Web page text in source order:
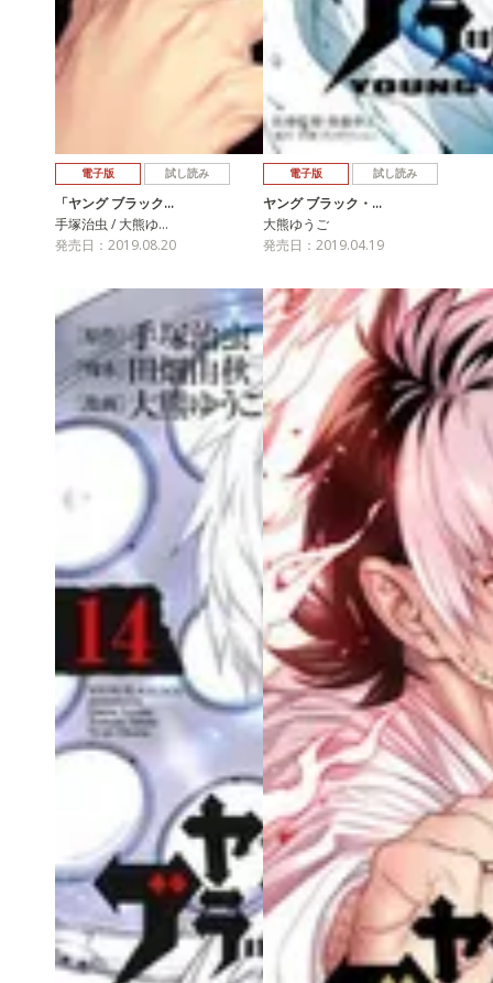
電子版 試し読み
「ヤング ブラック…
手塚治虫 / 大熊ゆ…
発売日：2019.08.20
電子版 試し読み
ヤング ブラック・…
大熊ゆうご
発売日：2019.04.19